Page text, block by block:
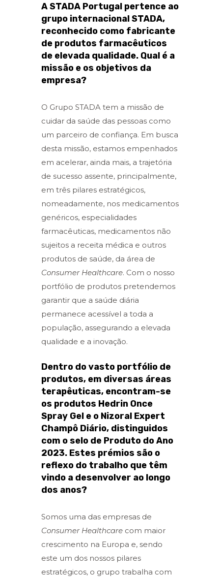
A STADA Portugal pertence ao
grupo internacional STADA,
reconhecido como fabricante
de produtos farmacêuticos
de elevada qualidade. Qual é a
missão e os objetivos da
empresa?
O Grupo STADA tem a missão de
cuidar da saúde das pessoas como
um parceiro de confiança. Em busca
desta missão, estamos empenhados
em acelerar, ainda mais, a trajetória
de sucesso assente, principalmente,
em três pilares estratégicos,
nomeadamente, nos medicamentos
genéricos, especialidades
farmacêuticas, medicamentos não
sujeitos a receita médica e outros
produtos de saúde, da área de
Consumer Healthcare. Com o nosso
portfólio de produtos pretendemos
garantir que a saúde diária
permanece acessível a toda a
população, assegurando a elevada
qualidade e a inovação.
Dentro do vasto portfólio de
produtos, em diversas áreas
terapêuticas, encontram-se
os produtos Hedrin Once
Spray Gel e o Nizoral Expert
Champô Diário, distinguidos
com o selo de Produto do Ano
2023. Estes prémios são o
reflexo do trabalho que têm
vindo a desenvolver ao longo
dos anos?
Somos uma das empresas de
Consumer Healthcare com maior
crescimento na Europa e, sendo
este um dos nossos pilares
estratégicos, o grupo trabalha com